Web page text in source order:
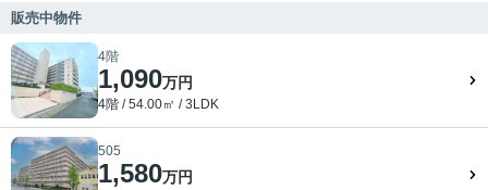
販売中物件
4階
1,090万円
4階 / 54.00㎡ / 3LDK
505
1,580万円